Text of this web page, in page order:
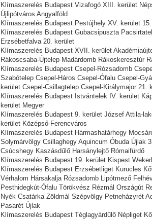
Klímaszerelés Budapest Vizafogó XIII. kerület
Újlipótváros Angyalföld
Klímaszerelés Budapest Pestújhely XV. kerület
Klímaszerelés Budapest Gubacsipuszta
Erzsébetfalva 20. kerület
Klímaszerelés Budapest XVII. kerület
Rákoscsaba-Újtelep Madárdomb Rákoskeresztúr
Klímaszerelés Budapest Csepel-Rózsadomb
Szabótelep Csepel-Háros Csepel-Ófalu Csepel-
kerület Csepel-Csillagtelep Csepel-Királymajor
Klímaszerelés Budapest Istvántelek IV. kerület
kerület Megyer
Klímaszerelés Budapest 9. kerület József Attila-
kerület Középső-Ferencváros
Klímaszerelés Budapest Hármashatárhegy
Solymárvölgy Csillaghegy Aquincum Óbuda Újlak
Csúcshegy Kaszásdűlő Harsánylejtő Rómaifürdő
Klímaszerelés Budapest 19. kerület Kispest
Klímaszerelés Budapest Erzsébetliget Kurucles
Vérhalom Hársakalja Rózsadomb Lipótmező
Pesthidegkút-Ófalu Törökvész Rézmál Országút
Nyék Csatárka Zöldmál Szépvölgy Petneházyrét
Pasarét Újlak
Klímaszerelés Budapest Téglagyárdűlő Népliget